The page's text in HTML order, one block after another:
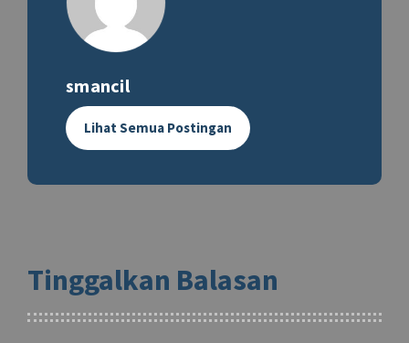
smancil
Lihat Semua Postingan
Tinggalkan Balasan